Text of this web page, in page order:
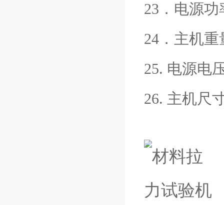
23．电源功
24．主机重
25. 电源电
26. 主机尺